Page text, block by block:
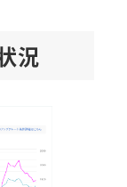
況